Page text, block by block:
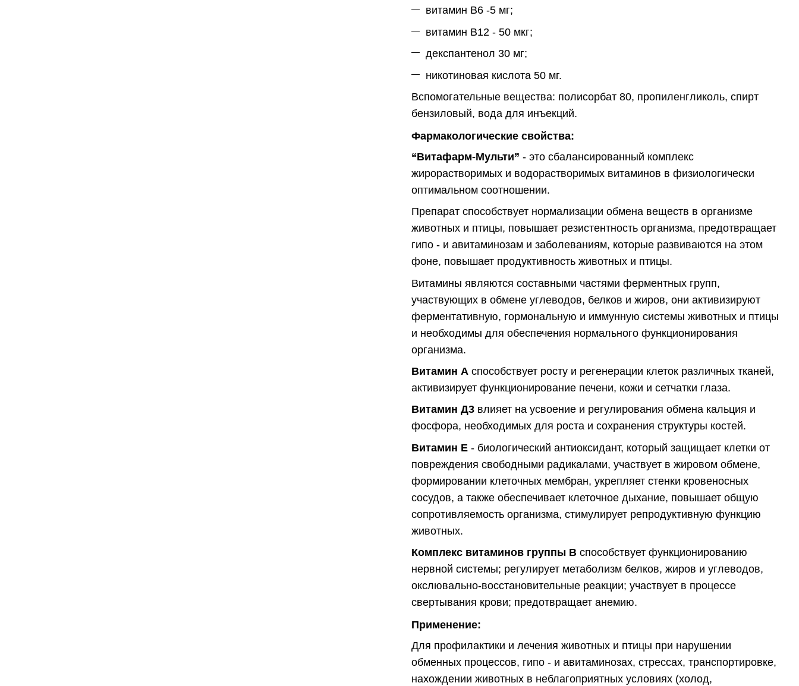
витамин В6 -5 мг;
витамин В12 - 50 мкг;
декспантенол 30 мг;
никотиновая кислота 50 мг.
Вспомогательные вещества: полисорбат 80, пропиленгликоль, спирт
бензиловый, вода для инъекций.
Фармакологические свойства:
“Витафарм-Мульти” - это сбалансированный комплекс
жирорастворимых и водорастворимых витаминов в физиологически
оптимальном соотношении.
Препарат способствует нормализации обмена веществ в организме
животных и птицы, повышает резистентность организма, предотвращает
гипо - и авитаминозам и заболеваниям, которые развиваются на этом
фоне, повышает продуктивность животных и птицы.
Витамины являются составными частями ферментных групп,
участвующих в обмене углеводов, белков и жиров, они активизируют
ферментативную, гормональную и иммунную системы животных и птицы
и необходимы для обеспечения нормального функционирования
организма.
Витамин А способствует росту и регенерации клеток различных тканей,
активизирует функционирование печени, кожи и сетчатки глаза.
Витамин Д3 влияет на усвоение и регулирования обмена кальция и
фосфора, необходимых для роста и сохранения структуры костей.
Витамин Е - биологический антиоксидант, который защищает клетки от
повреждения свободными радикалами, участвует в жировом обмене,
формировании клеточных мембран, укрепляет стенки кровеносных
сосудов, а также обеспечивает клеточное дыхание, повышает общую
сопротивляемость организма, стимулирует репродуктивную функцию
животных.
Комплекс витаминов группы В способствует функционированию
нервной системы; регулирует метаболизм белков, жиров и углеводов,
окслювально-восстановительные реакции; участвует в процессе
свертывания крови; предотвращает анемию.
Применение:
Для профилактики и лечения животных и птицы при нарушении
обменных процессов, гипо - и авитаминозах, стрессах, транспортировке,
нахождении животных в неблагоприятных условиях (холод,